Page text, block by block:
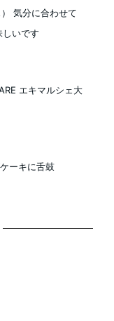
気分に合わせて
いです
エキマルシェ大
ーキに舌鼓